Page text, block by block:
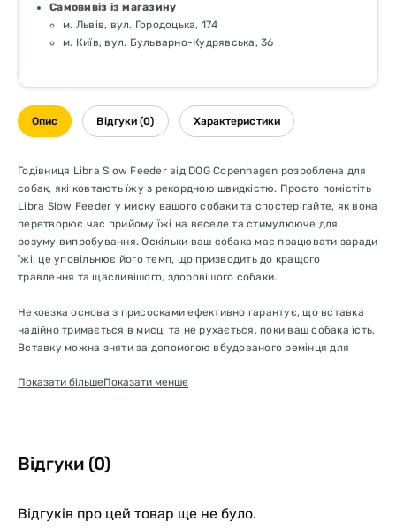
Самовивіз із магазину
м. Львів, вул. Городоцька, 174
м. Київ, вул. Бульварно-Кудрявська, 36
Опис Відгуки (0) Характеристики
Годівниця Libra Slow Feeder від DOG Copenhagen розроблена для
собак, які ковтають їжу з рекордною швидкістю. Просто помістіть
Libra Slow Feeder у миску вашого собаки та спостерігайте, як вона
перетворює час прийому їжі на веселе та стимулююче для
розуму випробування. Оскільки ваш собака має працювати заради
їжі, це уповільнює його темп, що призводить до кращого
травлення та щасливішого, здоровішого собаки.
Нековзка основа з присосками ефективно гарантує, що вставка
надійно тримається в мисці та не рухається, поки ваш собака їсть.
Вставку можна зняти за допомогою вбудованого ремінця для
Перетворіть час прийому їжі на стимулюючий виклик для
розуму
Сумісний з усіма мисками Dog Copenhagen для собак
Нековзна основа
Показати більшеПоказати менше
Відгуки (0)
Відгуків про цей товар ще не було.